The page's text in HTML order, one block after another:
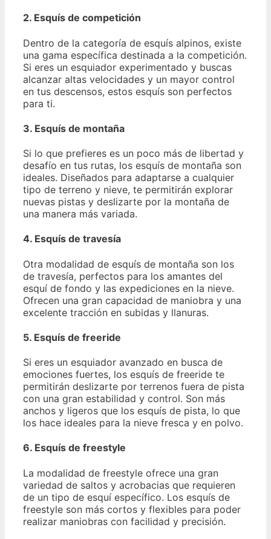
2. Esquís de competición
Dentro de la categoría de esquís alpinos, existe
una gama específica destinada a la competición.
Si eres un esquiador experimentado y buscas
alcanzar altas velocidades y un mayor control
en tus descensos, estos esquís son perfectos
para ti.
3. Esquís de montaña
Si lo que prefieres es un poco más de libertad y
desafío en tus rutas, los esquís de montaña son
ideales. Diseñados para adaptarse a cualquier
tipo de terreno y nieve, te permitirán explorar
nuevas pistas y deslizarte por la montaña de
una manera más variada.
4. Esquís de travesía
Otra modalidad de esquís de montaña son los
de travesía, perfectos para los amantes del
esquí de fondo y las expediciones en la nieve.
Ofrecen una gran capacidad de maniobra y una
excelente tracción en subidas y llanuras.
5. Esquís de freeride
Si eres un esquiador avanzado en busca de
emociones fuertes, los esquís de freeride te
permitirán deslizarte por terrenos fuera de pista
con una gran estabilidad y control. Son más
anchos y ligeros que los esquís de pista, lo que
los hace ideales para la nieve fresca y en polvo.
6. Esquís de freestyle
La modalidad de freestyle ofrece una gran
variedad de saltos y acrobacias que requieren
de un tipo de esquí específico. Los esquís de
freestyle son más cortos y flexibles para poder
realizar maniobras con facilidad y precisión.